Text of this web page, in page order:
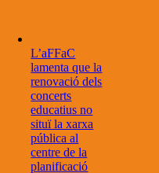
L’aFFaC
lamenta que la
renovació dels
concerts
educatius no
situï la xarxa
pública al
centre de la
planificació